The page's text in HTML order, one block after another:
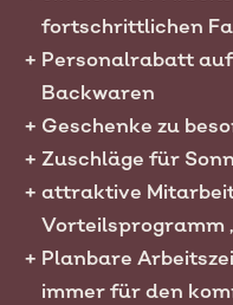
fortschrittlichen
Personalrabatt
Backwaren
Geschenke zu
Zuschläge für
attraktive
Vorteilsprogramm
Planbare
immer für den